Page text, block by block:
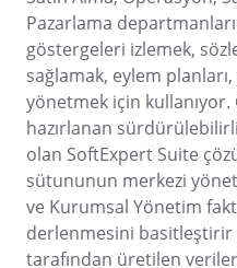
ISO 15189
Six Sigma
PMBOK
BSC
AS9100
ISO 14971
ISO 13485
COBIT
ISO 45001
CBOK
Pazarlama
göstergeleri izlemek,
sağlamak, eylem
yönetmek için kullanıyor.
hazırlanan
olan SoftExpert Suite
sütununun merkezi
ve Kurumsal Yönetim
derlenmesini basitleştirir
tarafından üretilen